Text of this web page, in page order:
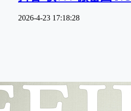
2026-4-23 17:18:28